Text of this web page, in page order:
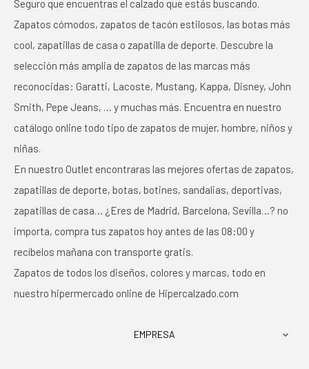
Seguro que encuentras el calzado que estás buscando.
Zapatos cómodos, zapatos de tacón estilosos, las botas más
cool, zapatillas de casa o zapatilla de deporte. Descubre la
selección más amplia de zapatos de las marcas más
reconocidas: Garatti, Lacoste, Mustang, Kappa, Disney, John
Smith, Pepe Jeans, … y muchas más. Encuentra en nuestro
catálogo online todo tipo de zapatos de mujer, hombre, niños y
niñas.
En nuestro Outlet encontraras las mejores ofertas de zapatos,
zapatillas de deporte, botas, botines, sandalias, deportivas,
zapatillas de casa… ¿Eres de Madrid, Barcelona, Sevilla…? no
importa, compra tus zapatos hoy antes de las 08:00 y
recíbelos mañana con transporte gratis.
Zapatos de todos los diseños, colores y marcas, todo en
nuestro hipermercado online de Hipercalzado.com
EMPRESA 